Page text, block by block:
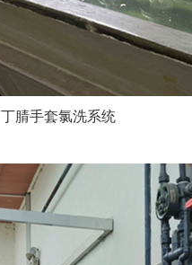
丁腈手套氯洗系统